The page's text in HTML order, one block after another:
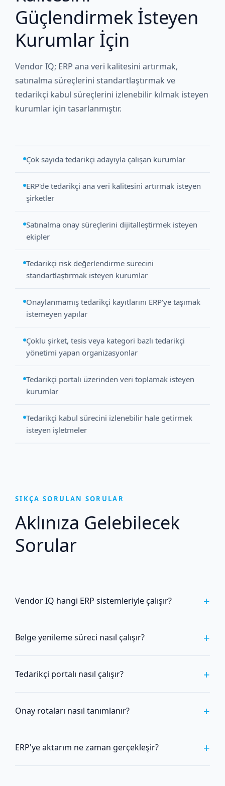
Güçlendirmek İsteyen
Kurumlar İçin
Vendor IQ; ERP ana veri kalitesini artırmak,
satınalma süreçlerini standartlaştırmak ve
tedarikçi kabul süreçlerini izlenebilir kılmak isteyen
kurumlar için tasarlanmıştır.
Çok sayıda tedarikçi adayıyla çalışan kurumlar
ERP'de tedarikçi ana veri kalitesini artırmak isteyen
şirketler
Satınalma onay süreçlerini dijitalleştirmek isteyen
ekipler
Tedarikçi risk değerlendirme sürecini
standartlaştırmak isteyen kurumlar
Onaylanmamış tedarikçi kayıtlarını ERP'ye taşımak
istemeyen yapılar
Çoklu şirket, tesis veya kategori bazlı tedarikçi
yönetimi yapan organizasyonlar
Tedarikçi portalı üzerinden veri toplamak isteyen
kurumlar
Tedarikçi kabul sürecini izlenebilir hale getirmek
isteyen işletmeler
SIKÇA SORULAN SORULAR
Aklınıza Gelebilecek
Sorular
Vendor IQ hangi ERP sistemleriyle çalışır? +
Belge yenileme süreci nasıl çalışır? +
Tedarikçi portalı nasıl çalışır? +
Onay rotaları nasıl tanımlanır? +
ERP'ye aktarım ne zaman gerçekleşir? +